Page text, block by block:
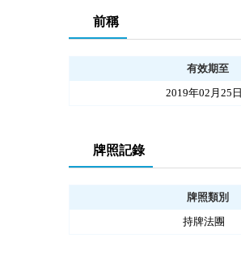
前稱
有效期至
2019年02月25日
牌照記錄
牌照類別
持牌法團